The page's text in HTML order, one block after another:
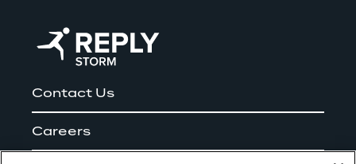
Contact Us
Careers